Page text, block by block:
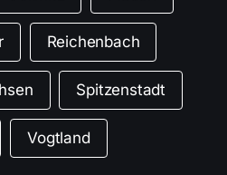
Reichenbach
Spitzenstadt
Vogtland